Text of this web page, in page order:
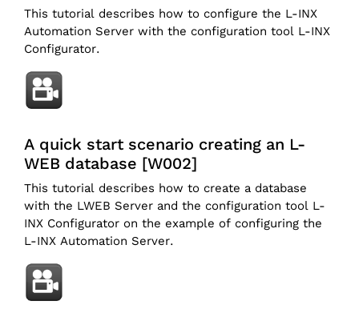
This tutorial describes how to configure the L-INX
Automation Server with the configuration tool L-INX
Configurator.
A quick start scenario creating an L-
WEB database [W002]
This tutorial describes how to create a database
with the LWEB Server and the configuration tool L-
INX Configurator on the example of configuring the
L-INX Automation Server.